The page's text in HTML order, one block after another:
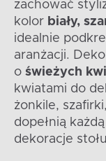
zachować
kolor biały,
idealnie
aranżacji.
o świeżych
kwiatami do
żonkile,
dopełnią
dekoracje